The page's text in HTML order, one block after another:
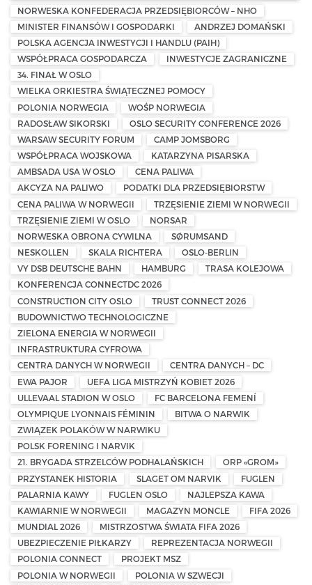
NORWESKA KONFEDERACJA PRZEDSIĘBIORCÓW – NHO
MINISTER FINANSÓW I GOSPODARKI
ANDRZEJ DOMAŃSKI
POLSKA AGENCJA INWESTYCJI I HANDLU (PAIH)
WSPÓŁPRACA GOSPODARCZA
INWESTYCJE ZAGRANICZNE
34. FINAŁ W OSLO
WIELKA ORKIESTRA ŚWIĄTECZNEJ POMOCY
POLONIA NORWEGIA
WOŚP NORWEGIA
RADOSŁAW SIKORSKI
OSLO SECURITY CONFERENCE 2026
WARSAW SECURITY FORUM
CAMP JOMSBORG
WSPÓŁPRACA WOJSKOWA
KATARZYNA PISARSKA
AMBSADA USA W OSLO
CENA PALIWA
AKCYZA NA PALIWO
PODATKI DLA PRZEDSIĘBIORSTW
CENA PALIWA W NORWEGII
TRZĘSIENIE ZIEMI W NORWEGII
TRZĘSIENIE ZIEMI W OSLO
NORSAR
NORWESKA OBRONA CYWILNA
SØRUMSAND
NESKOLLEN
SKALA RICHTERA
OSLO-BERLIN
VY DSB DEUTSCHE BAHN
HAMBURG
TRASA KOLEJOWA
KONFERENCJA CONNECTDC 2026
CONSTRUCTION CITY OSLO
TRUST CONNECT 2026
BUDOWNICTWO TECHNOLOGICZNE
ZIELONA ENERGIA W NORWEGII
INFRASTRUKTURA CYFROWA
CENTRA DANYCH W NORWEGII
CENTRA DANYCH – DC
EWA PAJOR
UEFA LIGA MISTRZYŃ KOBIET 2026
ULLEVAAL STADION W OSLO
FC BARCELONA FEMENÍ
OLYMPIQUE LYONNAIS FÉMININ
BITWA O NARWIK
ZWIĄZEK POLAKÓW W NARWIKU
POLSK FORENING I NARVIK
21. BRYGADA STRZELCÓW PODHALAŃSKICH
ORP «GROM»
PRZYSTANEK HISTORIA
SLAGET OM NARVIK
FUGLEN
PALARNIA KAWY
FUGLEN OSLO
NAJLEPSZA KAWA
KAWIARNIE W NORWEGII
MAGAZYN MONCLE
FIFA 2026
MUNDIAL 2026
MISTRZOSTWA ŚWIATA FIFA 2026
UBEZPIECZENIE PIŁKARZY
REPREZENTACJA NORWEGII
POLONIA CONNECT
PROJEKT MSZ
POLONIA W NORWEGII
POLONIA W SZWECJI